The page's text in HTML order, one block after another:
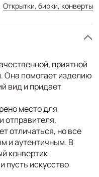
Открытки, бирки, конверты
приятной
Она помогает изделию
вид и придает
место для
отправителя.
отличаться, но все
и аутентичным. В
конвертик
пусть искусство